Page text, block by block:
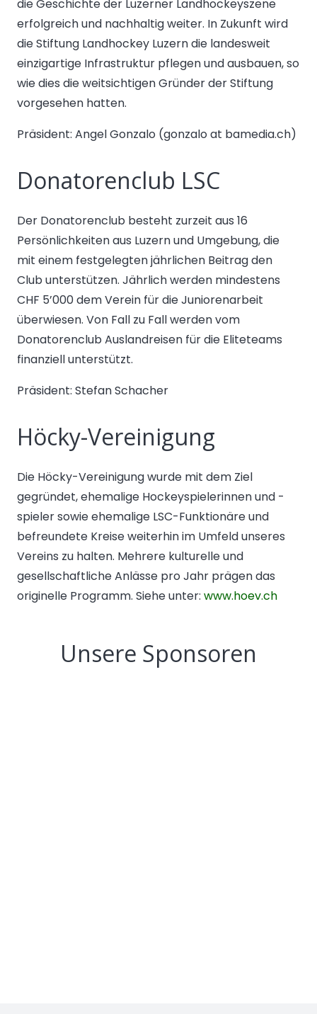
die Geschichte der Luzerner Landhockeyszene
erfolgreich und nachhaltig weiter. In Zukunft wird
die Stiftung Landhockey Luzern die landesweit
einzigartige Infrastruktur pflegen und ausbauen, so
wie dies die weitsichtigen Gründer der Stiftung
vorgesehen hatten.
Präsident: Angel Gonzalo (gonzalo at bamedia.ch)
Donatorenclub LSC
Der Donatorenclub besteht zurzeit aus 16
Persönlichkeiten aus Luzern und Umgebung, die
mit einem festgelegten jährlichen Beitrag den
Club unterstützen. Jährlich werden mindestens
CHF 5’000 dem Verein für die Juniorenarbeit
überwiesen. Von Fall zu Fall werden vom
Donatorenclub Auslandreisen für die Eliteteams
finanziell unterstützt.
Präsident: Stefan Schacher
Höcky-Vereinigung
Die Höcky-Vereinigung wurde mit dem Ziel
gegründet, ehemalige Hockeyspielerinnen und -
spieler sowie ehemalige LSC-Funktionäre und
befreundete Kreise weiterhin im Umfeld unseres
Vereins zu halten. Mehrere kulturelle und
gesellschaftliche Anlässe pro Jahr prägen das
originelle Programm. Siehe unter: www.hoev.ch
Unsere Sponsoren